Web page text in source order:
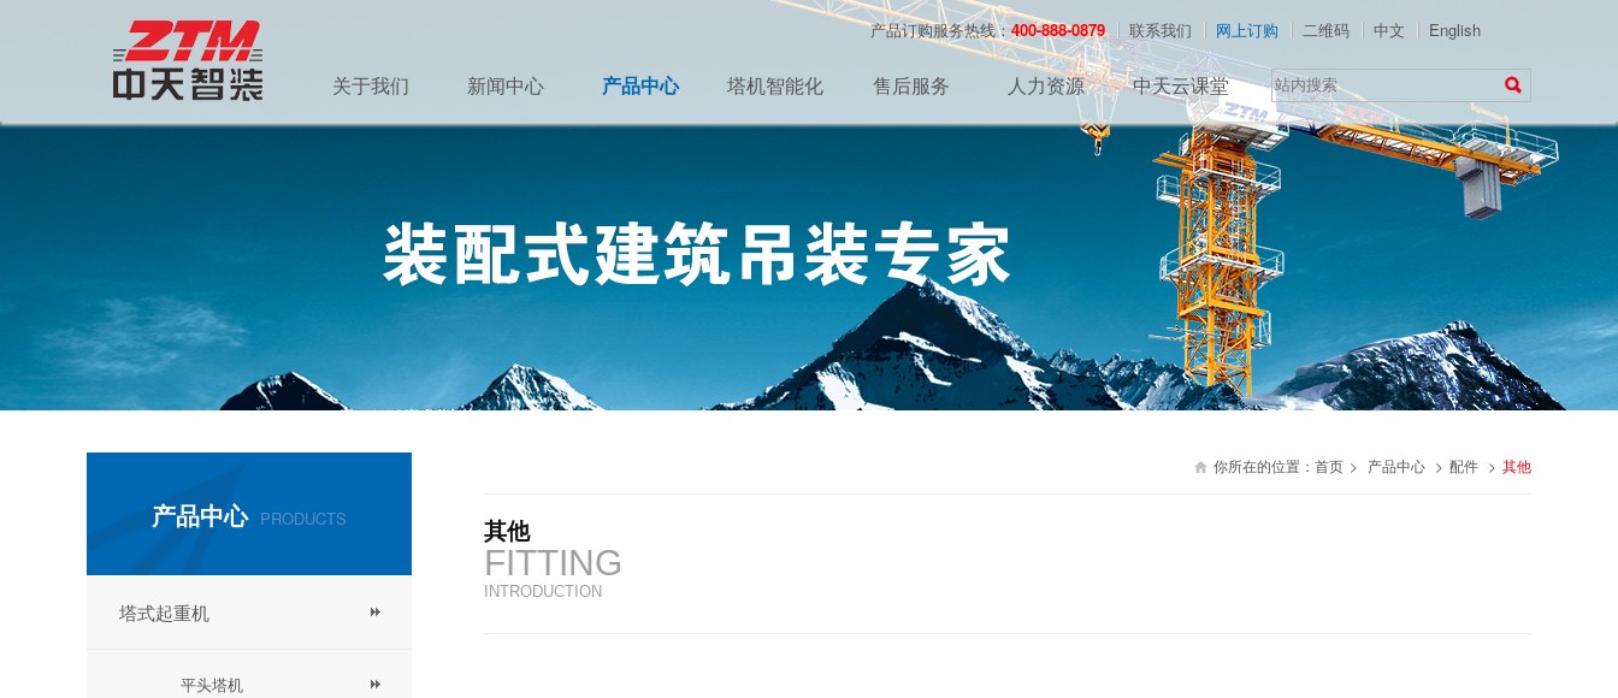
English
中文
二维码
网上订购
联系我们
产品订购服务热线：400-888-0879
关于我们 新闻中心 产品中心 塔机智能化 售后服务 人力资源 中天云课堂 
产品中心 PRODUCTS
塔式起重机
平头塔机
 你所在的位置： 首页 > 产品中心 > 配件 > 其他
其他
FITTING
INTRODUCTION